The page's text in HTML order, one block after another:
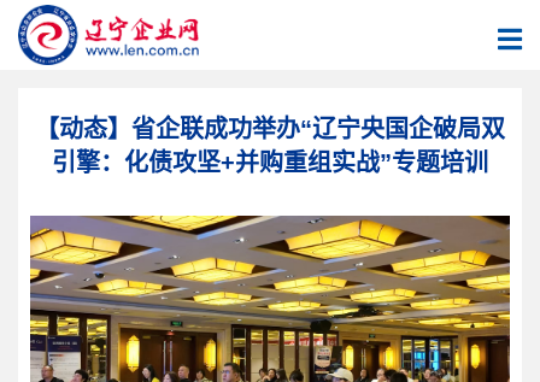
【动态】省企联成功举办“辽宁央国企破局双
引擎：化债攻坚+并购重组实战”专题培训